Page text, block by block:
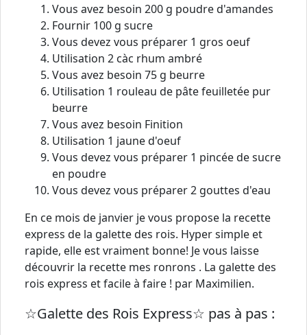
Vous avez besoin 200 g poudre d'amandes
Fournir 100 g sucre
Vous devez vous préparer 1 gros oeuf
Utilisation 2 càc rhum ambré
Vous avez besoin 75 g beurre
Utilisation 1 rouleau de pâte feuilletée pur
beurre
Vous avez besoin Finition
Utilisation 1 jaune d'oeuf
Vous devez vous préparer 1 pincée de sucre
en poudre
Vous devez vous préparer 2 gouttes d'eau
En ce mois de janvier je vous propose la recette
express de la galette des rois. Hyper simple et
rapide, elle est vraiment bonne! Je vous laisse
découvrir la recette mes ronrons ️. La galette des
rois express et facile à faire ! par Maximilien.
☆Galette des Rois Express☆ pas à pas :